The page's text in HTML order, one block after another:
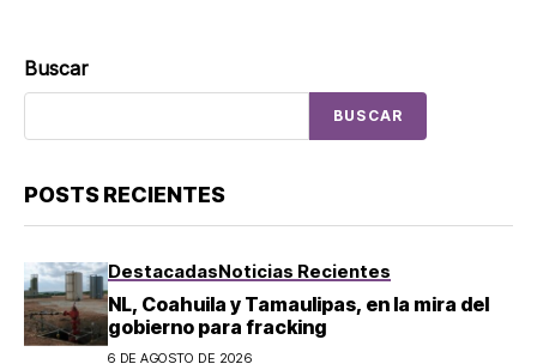
Buscar
BUSCAR
POSTS RECIENTES
DestacadasNoticias Recientes
NL, Coahuila y Tamaulipas, en la mira del
gobierno para fracking
6 DE AGOSTO DE 2026